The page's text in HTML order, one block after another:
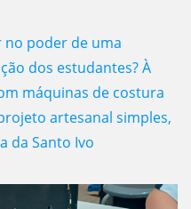
no poder de uma
dos estudantes? À
máquinas de costura
artesanal simples,
da Santo Ivo